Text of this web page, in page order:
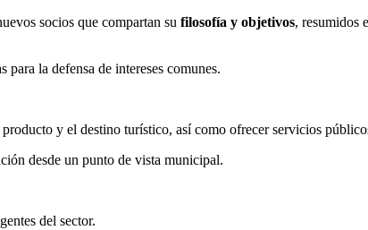
socios que compartan su filosofía y objetivos, resumidos
la defensa de intereses comunes.
y el destino turístico, así como ofrecer servicios
desde un punto de vista municipal.
del sector.